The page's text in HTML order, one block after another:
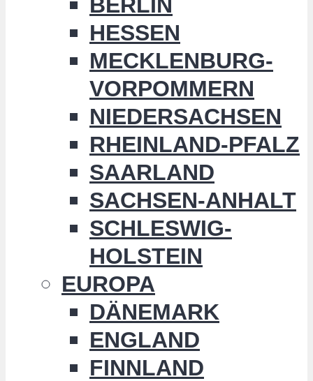
HESSEN
MECKLENBURG-
VORPOMMERN
NIEDERSACHSEN
RHEINLAND-PFALZ
SAARLAND
SACHSEN-ANHALT
SCHLESWIG-
HOLSTEIN
EUROPA
DÄNEMARK
ENGLAND
FINNLAND